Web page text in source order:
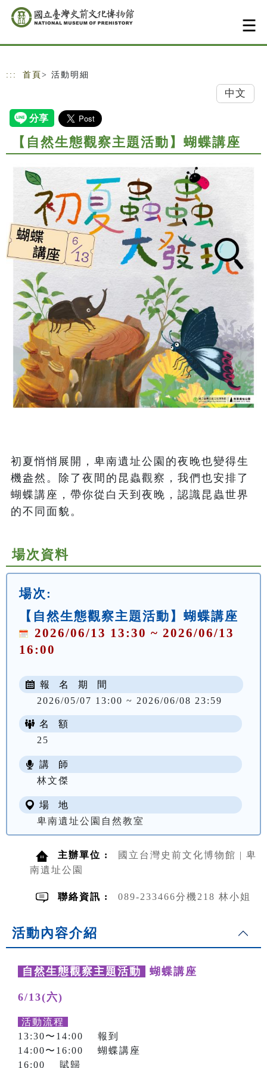
跳到主要內容
網站導覽
::: 首頁 > 活動明細
中文
【自然生態觀察主題活動】蝴蝶講座
初夏悄悄展開，卑南遺址公園的夜晚也變得生
機盎然。除了夜間的昆蟲觀察，我們也安排了
蝴蝶講座，帶你從白天到夜晚，認識昆蟲世界
的不同面貌。
場次資料
場次:
【自然生態觀察主題活動】蝴蝶講座
2026/06/13 13:30 ~ 2026/06/13
16:00
報 名 期 間
2026/05/07 13:00 ~ 2026/06/08 23:59
名 額
25
講 師
林文傑
場 地
卑南遺址公園自然教室
主辦單位 :
國立台灣史前文化博物館 | 卑
南遺址公園
聯絡資訊 : 089-233466分機218 林小姐
活動內容介紹
自然生態觀察主題活動 蝴蝶講座
6/13(六)
活動流程
13:30〜14:00 報到
14:00〜16:00 蝴蝶講座
16:00 賦歸